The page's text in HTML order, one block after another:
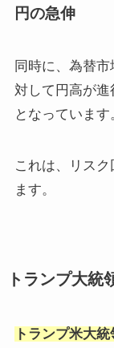
円の急伸
同時に、為替
対して円高が進
となっています
これは、リス
ます。​
トランプ大統
トランプ米大